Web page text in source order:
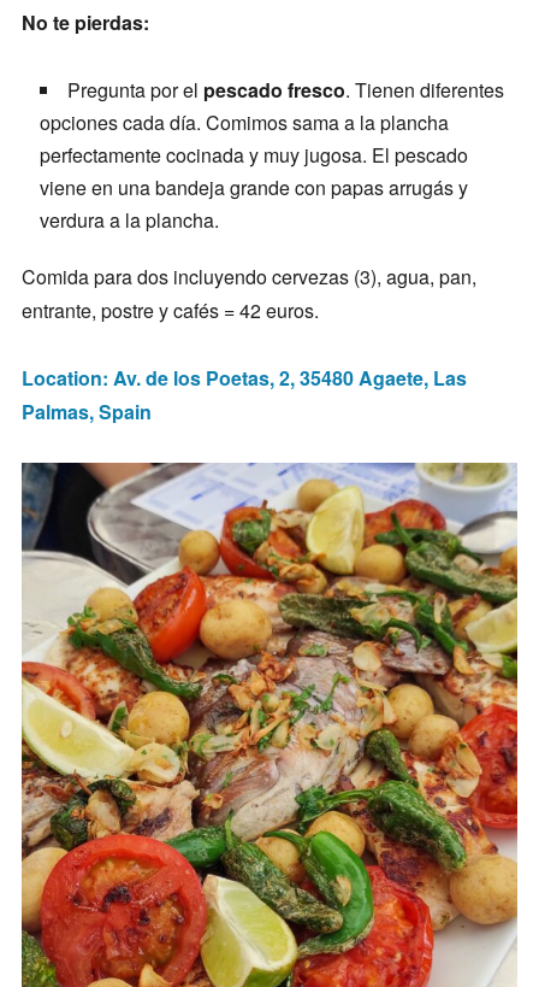
No te pierdas:
Pregunta por el pescado fresco. Tienen diferentes
opciones cada día. Comimos sama a la plancha
perfectamente cocinada y muy jugosa. El pescado
viene en una bandeja grande con papas arrugás y
verdura a la plancha.
Comida para dos incluyendo cervezas (3), agua, pan,
entrante, postre y cafés = 42 euros.
Location: Av. de los Poetas, 2, 35480 Agaete, Las
Palmas, Spain